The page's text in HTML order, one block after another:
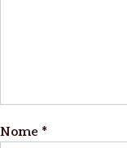
Nome *